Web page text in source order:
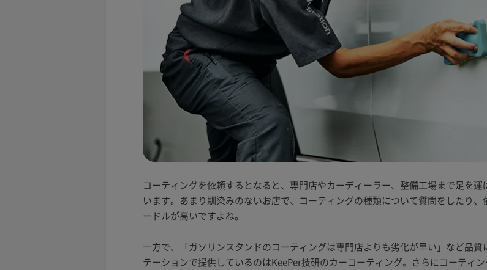
コーティングを依頼するとなると、専門店やカーディーラー、整備工場まで足を
います。あまり馴染みのないお店で、コーティングの種類について質問をしたり
ードルが高いですよね。
一方で、「ガソリンスタンドのコーティングは専門店よりも劣化が早い」など品
テーションで提供しているのはKeePer技研のカーコーティング。さらにコーティ